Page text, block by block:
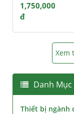
1,750,000
đ
Xem
Danh Mục
Thiết bị ngành